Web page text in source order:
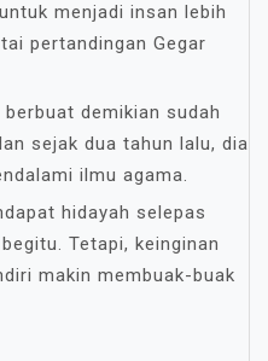
menjadi insan lebih
pertandingan Gegar
demikian sudah
sejak dua tahun lalu, dia
ilmu agama.
hidayah selepas
Tetapi, keinginan
makin membuak-buak